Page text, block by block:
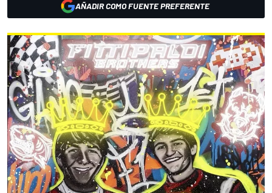
AÑADIR COMO FUENTE PREFERENTE